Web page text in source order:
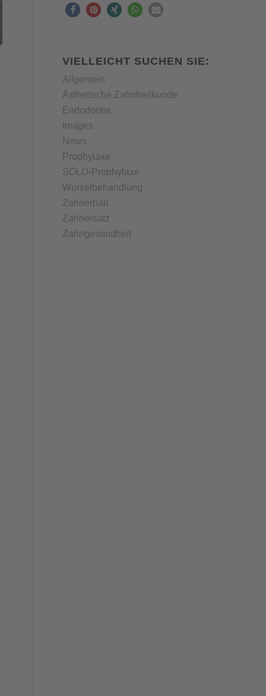
VIELLEICHT SUCHEN SIE:
Allgemein
Ästhetische Zahnheilkunde
Endodontie
Images
News
Prophylaxe
SOLO-Prophylaxe
Wurzelbehandlung
Zahnerhalt
Zahnersatz
Zahngesundheit